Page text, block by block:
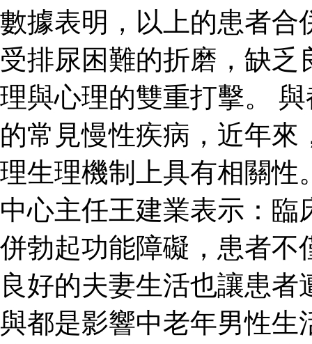
數據表明，以上的患者合
受排尿困難的折磨，缺
理與心理的雙重打擊。
的常見慢性疾病，近年
理生理機制上具有相關性
中心主任王建業表示：
併勃起功能障礙，患者不
良好的夫妻生活也讓患
與都是影響中老年男性生